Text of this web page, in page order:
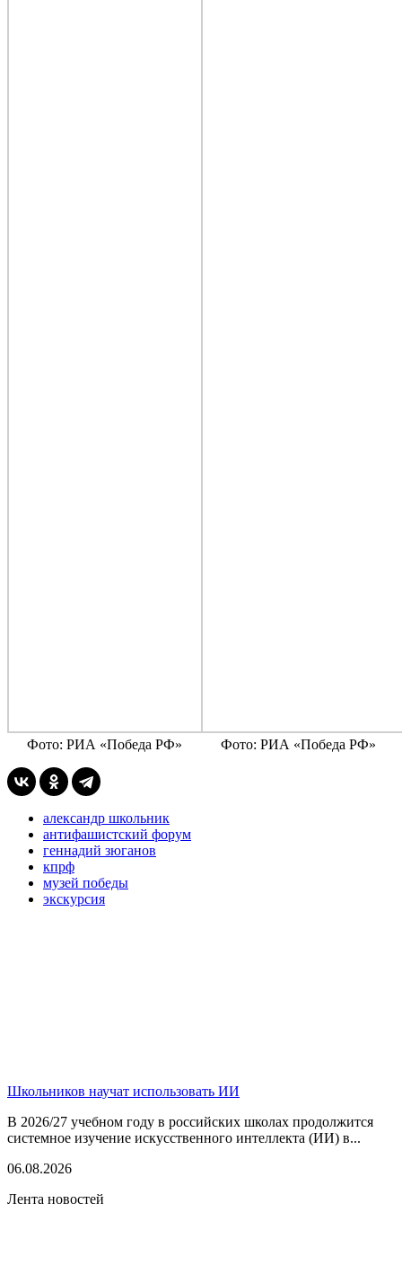
Фото: РИА «Победа РФ» Фото: РИА «Победа РФ»
александр школьник
антифашистский форум
геннадий зюганов
кпрф
музей победы
экскурсия
Школьников научат использовать ИИ
В 2026/27 учебном году в российских школах продолжится
системное изучение искусственного интеллекта (ИИ) в...
06.08.2026
Лента новостей